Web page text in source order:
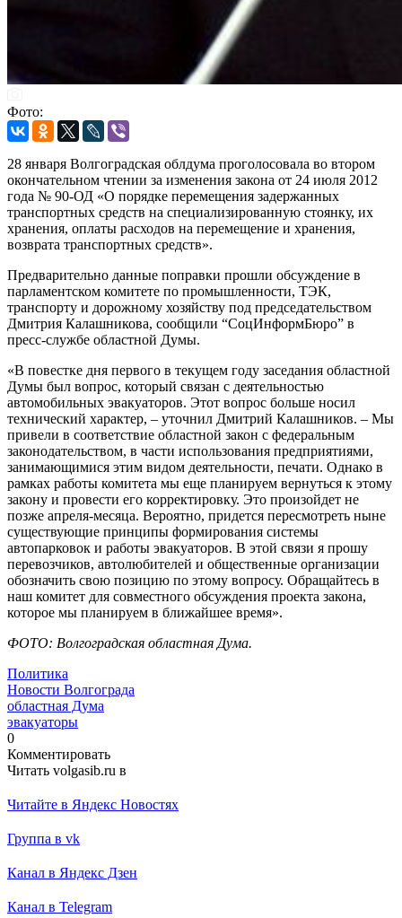
Фото:
28 января Волгоградская облдума проголосовала во втором
окончательном чтении за изменения закона от 24 июля 2012
года № 90-ОД «О порядке перемещения задержанных
транспортных средств на специализированную стоянку, их
хранения, оплаты расходов на перемещение и хранения,
возврата транспортных средств».
Предварительно данные поправки прошли обсуждение в
парламентском комитете по промышленности, ТЭК,
транспорту и дорожному хозяйству под председательством
Дмитрия Калашникова, сообщили “СоцИнформБюро” в
пресс-службе областной Думы.
«В повестке дня первого в текущем году заседания областной
Думы был вопрос, который связан с деятельностью
автомобильных эвакуаторов. Этот вопрос больше носил
технический характер, – уточнил Дмитрий Калашников. – Мы
привели в соответствие областной закон с федеральным
законодательством, в части использования предприятиями,
занимающимися этим видом деятельности, печати. Однако в
рамках работы комитета мы еще планируем вернуться к этому
закону и провести его корректировку. Это произойдет не
позже апреля-месяца. Вероятно, придется пересмотреть ныне
существующие принципы формирования системы
автопарковок и работы эвакуаторов. В этой связи я прошу
перевозчиков, автолюбителей и общественные организации
обозначить свою позицию по этому вопросу. Обращайтесь в
наш комитет для совместного обсуждения проекта закона,
которое мы планируем в ближайшее время».
ФОТО: Волгоградская областная Дума.
Политика
Новости Волгограда
областная Дума
эвакуаторы
0
Комментировать
Читать volgasib.ru в
Читайте в Яндекс Новостях
Группа в vk
Канал в Яндекс Дзен
Канал в Telegram